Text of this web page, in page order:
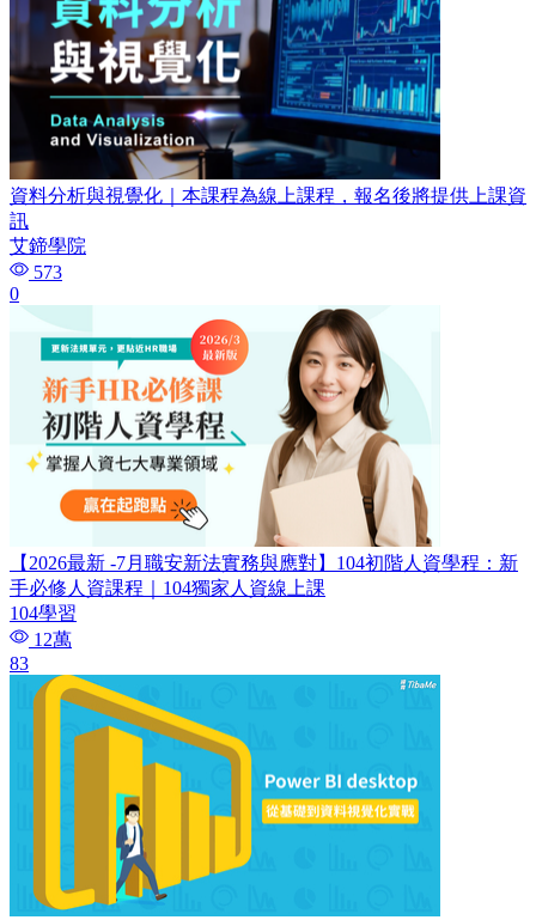
資料分析與視覺化｜本課程為線上課程，報名後將提供上課資
訊
艾鍗學院
573
0
【2026最新 -7月職安新法實務與應對】104初階人資學程：新
手必修人資課程｜104獨家人資線上課
104學習
12萬
83